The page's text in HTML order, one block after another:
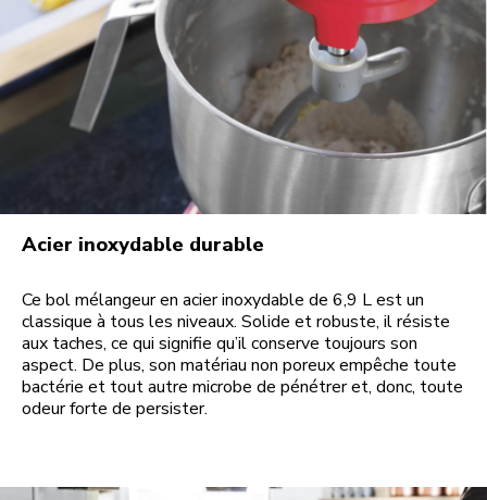
Acier inoxydable durable
Ce bol mélangeur en acier inoxydable de 6,9 L est un
classique à tous les niveaux. Solide et robuste, il résiste
aux taches, ce qui signifie qu’il conserve toujours son
aspect. De plus, son matériau non poreux empêche toute
bactérie et tout autre microbe de pénétrer et, donc, toute
odeur forte de persister.